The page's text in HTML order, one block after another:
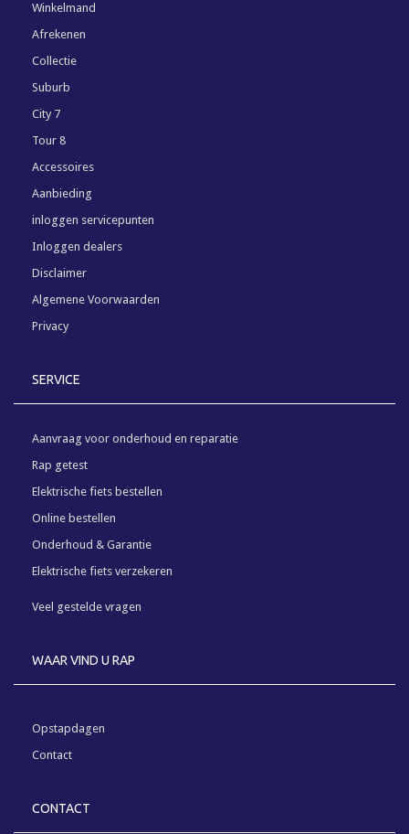
Winkelmand
Afrekenen
Collectie
Suburb
City 7
Tour 8
Accessoires
Aanbieding
inloggen servicepunten
Inloggen dealers
Disclaimer
Algemene Voorwaarden
Privacy
SERVICE
Aanvraag voor onderhoud en reparatie
Rap getest
Elektrische fiets bestellen
Online bestellen
Onderhoud & Garantie
Elektrische fiets verzekeren
Veel gestelde vragen
WAAR VIND U RAP
Opstapdagen
Contact
CONTACT